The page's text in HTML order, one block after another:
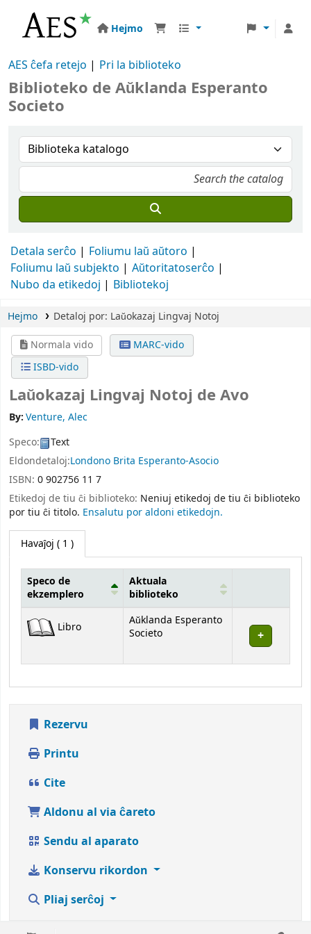
Hejmo
AES ĉefa retejo Pri la biblioteko
Biblioteko de Aŭklanda Esperanto
Societo
Detala serĉo
Foliumu laŭ aŭtoro
Foliumu laŭ subjekto
Aŭtoritatoserĉo
Nubo da etikedoj
Bibliotekoj
Hejmo Detaloj por: Laŭokazaj Lingvaj Notoj
Normala vido
MARC-vido
ISBD-vido
Laŭokazaj Lingvaj Notoj de Avo
By:Venture, Alec
Speco:
Text
Eldondetaloj:Londono Brita Esperanto-Asocio
ISBN: 0 902756 11 7
Etikedoj de tiu ĉi biblioteko: Neniuj etikedoj de tiu ĉi biblioteko
por tiu ĉi titolo. Ensalutu por aldoni etikedojn.
Havaĵoj ( 1 )
Speco de
ekzemplero
Aktuala
biblioteko
Libro
Aŭklanda Esperanto
Societo
Rezervu
Printu
Cite
Aldonu al via ĉareto
Sendu al aparato
Konservu rikordon
Pliaj serĉoj